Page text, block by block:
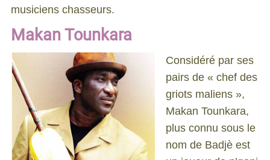
musiciens chasseurs.
Makan Tounkara
Considéré par ses
pairs de « chef des
griots maliens »,
Makan Tounkara,
plus connu sous le
nom de Badjè est